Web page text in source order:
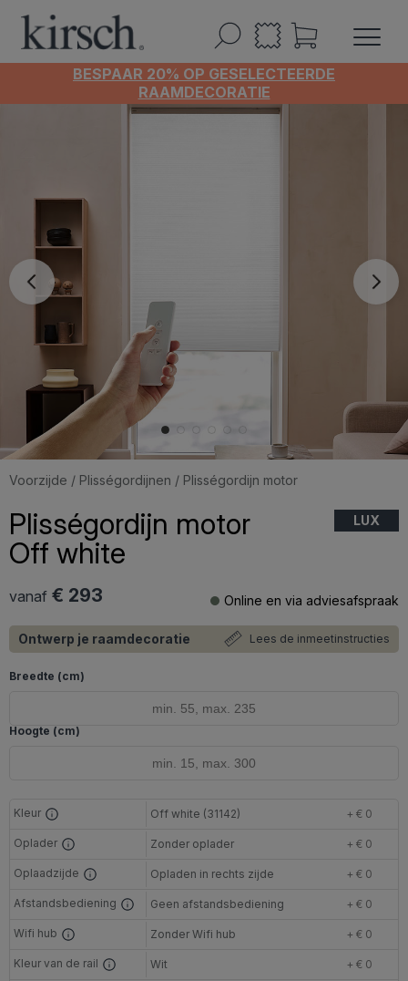
BESPAAR 20% OP GESELECTEERDE
RAAMDECORATIE
Voorzijde / Plisségordijnen / Plisségordijn motor
Plisségordijn motor
Off white
LUX
vanaf € 293 Online en via adviesafspraak
Ontwerp je raamdecoratie Lees de inmeetinstructies
Breedte (cm)
Hoogte (cm)
Kleur Off white (31142) + € 0
Oplader Zonder oplader + € 0
Oplaadzijde Opladen in rechts zijde + € 0
Afstandsbediening Geen afstandsbediening + € 0
Wifi hub Zonder Wifi hub + € 0
Kleur van de rail Wit
+ € 0